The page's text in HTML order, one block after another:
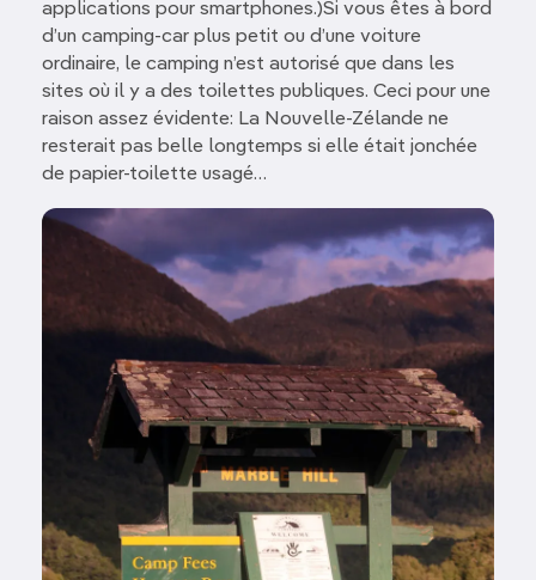
applications pour smartphones.)Si vous êtes à bord
d’un camping-car plus petit ou d’une voiture
ordinaire, le camping n’est autorisé que dans les
sites où il y a des toilettes publiques. Ceci pour une
raison assez évidente: La Nouvelle-Zélande ne
resterait pas belle longtemps si elle était jonchée
de papier-toilette usagé…
Image